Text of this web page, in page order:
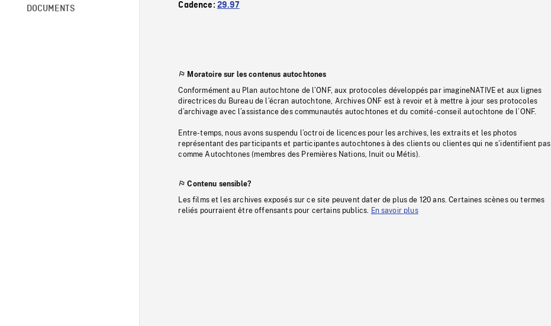
DOCUMENTS
Cadence: 29.97
Moratoire sur les contenus autochtones
Conformément au Plan autochtone de l’ONF, aux protocoles développés par imagineNATIVE et aux lignes
directrices du Bureau de l’écran autochtone, Archives ONF est à revoir et à mettre à jour ses protocoles
d’archivage avec l’assistance des communautés autochtones et du comité-conseil autochtone de l’ONF.
Entre-temps, nous avons suspendu l’octroi de licences pour les archives, les extraits et les photos
représentant des participants et participantes autochtones à des clients ou clientes qui ne s’identifient pas
comme Autochtones (membres des Premières Nations, Inuit ou Métis).
Contenu sensible?
Les films et les archives exposés sur ce site peuvent dater de plus de 120 ans. Certaines scènes ou termes
reliés pourraient être offensants pour certains publics. En savoir plus